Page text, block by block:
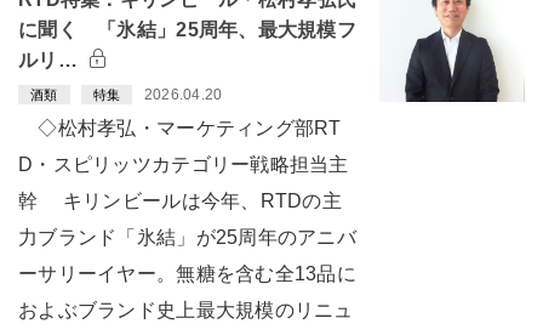
に聞く 「氷結」25周年、最大規模フ
ルリ…
酒類 特集 2026.04.20
◇松村孝弘・マーケティング部RT
D・スピリッツカテゴリー戦略担当主
幹 キリンビールは今年、RTDの主
力ブランド「氷結」が25周年のアニバ
ーサリーイヤー。無糖を含む全13品に
およぶブランド史上最大規模のリニュ